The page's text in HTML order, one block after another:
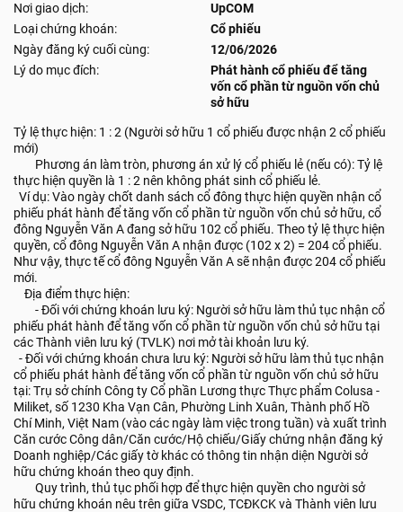
Nơi giao dịch:
UpCOM
Loại chứng khoán:
Cổ phiếu
Ngày đăng ký cuối cùng:
12/06/2026
Lý do mục đích:
Phát hành cổ phiếu để tăng
vốn cổ phần từ nguồn vốn chủ
sở hữu
Tỷ lệ thực hiện: 1 : 2 (Người sở hữu 1 cổ phiếu được nhận 2 cổ phiếu
mới)
Phương án làm tròn, phương án xử lý cổ phiếu lẻ (nếu có): Tỷ lệ
thực hiện quyền là 1 : 2 nên không phát sinh cổ phiếu lẻ.
Ví dụ: Vào ngày chốt danh sách cổ đông thực hiện quyền nhận cổ
phiếu phát hành để tăng vốn cổ phần từ nguồn vốn chủ sở hữu, cổ
đông Nguyễn Văn A đang sở hữu 102 cổ phiếu. Theo tỷ lệ thực hiện
quyền, cổ đông Nguyễn Văn A nhận được (102 x 2) = 204 cổ phiếu.
Như vậy, thực tế cổ đông Nguyễn Văn A sẽ nhận được 204 cổ phiếu
mới.
Địa điểm thực hiện:
- Đối với chứng khoán lưu ký: Người sở hữu làm thủ tục nhận cổ
phiếu phát hành để tăng vốn cổ phần từ nguồn vốn chủ sở hữu tại
các Thành viên lưu ký (TVLK) nơi mở tài khoản lưu ký.
- Đối với chứng khoán chưa lưu ký: Người sở hữu làm thủ tục nhận
cổ phiếu phát hành để tăng vốn cổ phần từ nguồn vốn chủ sở hữu
tại: Trụ sở chính Công ty Cổ phần Lương thực Thực phẩm Colusa -
Miliket, số 1230 Kha Vạn Cân, Phường Linh Xuân, Thành phố Hồ
Chí Minh, Việt Nam (vào các ngày làm việc trong tuần) và xuất trình
Căn cước Công dân/Căn cước/Hộ chiếu/Giấy chứng nhận đăng ký
Doanh nghiệp/Các giấy tờ khác có thông tin nhận diện Người sở
hữu chứng khoán theo quy định.
Quy trình, thủ tục phối hợp để thực hiện quyền cho người sở
hữu chứng khoán nêu trên giữa VSDC, TCĐKCK và Thành viên lưu